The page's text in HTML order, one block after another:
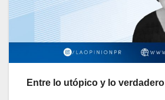
Entre lo utópico y lo verdadero